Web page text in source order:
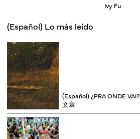
Ivy Fu
(Español) Lo más leído
(Español) ¿PRA ONDE VAI?
文章